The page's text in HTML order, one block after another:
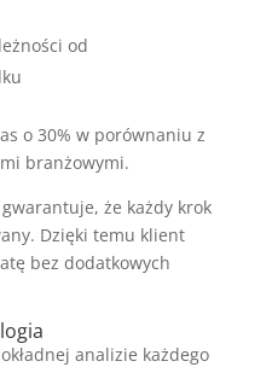
od
o 30% w porównaniu z
branżowymi.
że każdy krok
Dzięki temu klient
bez dodatkowych
analizie każdego